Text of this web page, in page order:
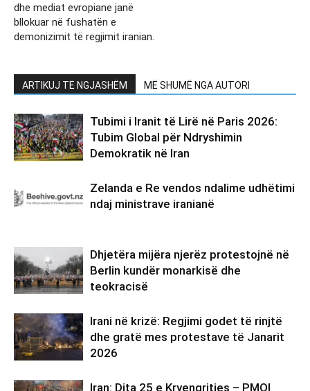
dhe mediat evropiane janë
bllokuar në fushatën e
demonizimit të regjimit iranian.
ARTIKUJ TË NGJASHËM MË SHUMË NGA AUTORI
Tubimi i Iranit të Lirë në Paris 2026:
Tubim Global për Ndryshimin
Demokratik në Iran
Zelanda e Re vendos ndalime udhëtimi
ndaj ministrave iranianë
Dhjetëra mijëra njerëz protestojnë në
Berlin kundër monarkisë dhe
teokracisë
Irani në krizë: Regjimi godet të rinjtë
dhe gratë mes protestave të Janarit
2026
Iran: Dita 25 e Kryengritjes – PMOI